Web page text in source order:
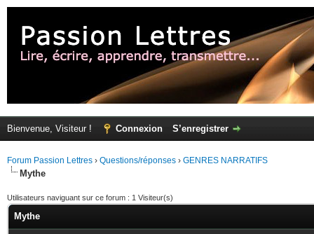
Bienvenue, Visiteur ! Connexion S’enregistrer
Forum Passion Lettres › Questions/réponses › GENRES NARRATIFS
Mythe
Utilisateurs naviguant sur ce forum : 1 Visiteur(s)
Mythe